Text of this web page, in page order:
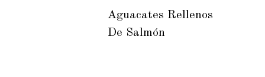
Aguacates Rellenos
De Salmón